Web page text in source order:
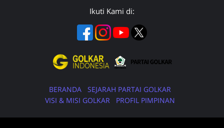
Ikuti Kami di:
BERANDA
SEJARAH PARTAI GOLKAR
VISI & MISI GOLKAR
PROFIL PIMPINAN